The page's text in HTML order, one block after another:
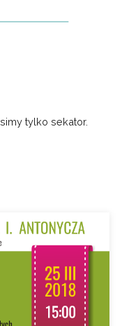
tylko sekator.